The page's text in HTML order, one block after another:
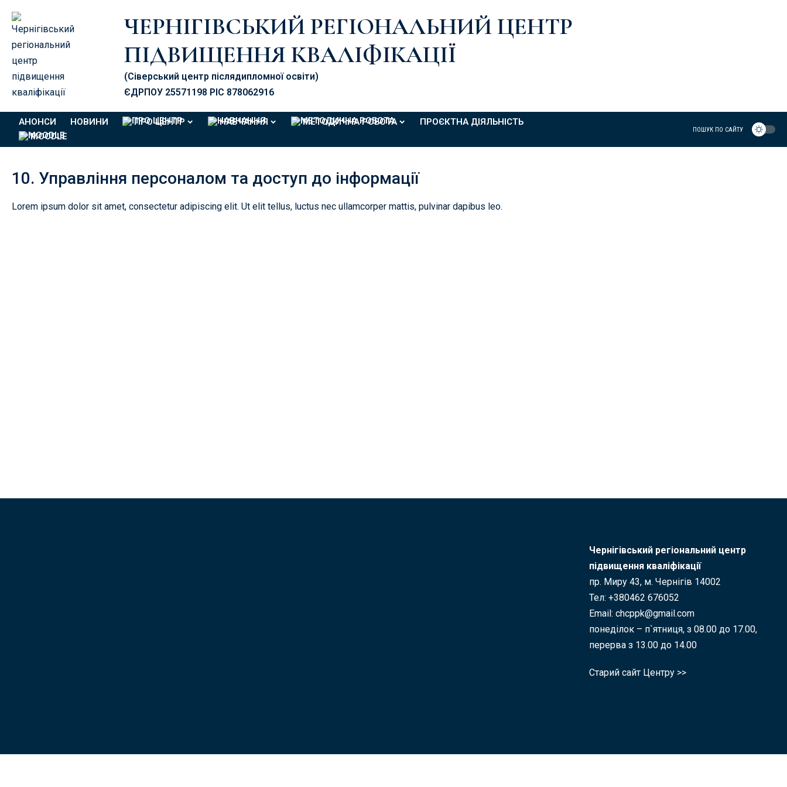
ЧЕРНІГІВСЬКИЙ РЕГІОНАЛЬНИЙ ЦЕНТР
ПІДВИЩЕННЯ КВАЛІФІКАЦІЇ
(Сіверський центр післядипломної освіти)
ЄДРПОУ 25571198 PIC 878062916
АНОНСИ НОВИНИ ПРО ЦЕНТР НАВЧАННЯ МЕТОДИЧНА РОБОТА
ПРОЄКТНА ДІЯЛЬНІСТЬ
MOODLE
ПОШУК ПО САЙТУ
10. Управління персоналом та доступ до інформації
Lorem ipsum dolor sit amet, consectetur adipiscing elit. Ut elit tellus, luctus nec ullamcorper mattis, pulvinar dapibus leo.
Чернігівський регіональний центр
підвищення кваліфікації
пр. Миру 43, м. Чернігів 14002
Тел: +380462 676052
Email: chcppk@gmail.com
понеділок – п`ятниця, з 08.00 до 17.00,
перерва з 13.00 до 14.00
Старий сайт Центру >>